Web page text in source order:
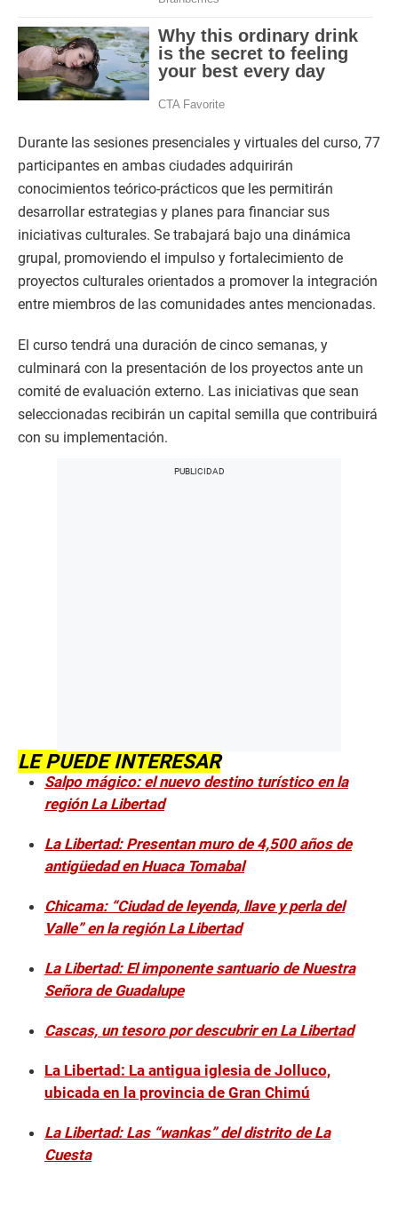
Durante las sesiones presenciales y virtuales del curso, 77
participantes en ambas ciudades adquirirán
conocimientos teórico-prácticos que les permitirán
desarrollar estrategias y planes para financiar sus
iniciativas culturales. Se trabajará bajo una dinámica
grupal, promoviendo el impulso y fortalecimiento de
proyectos culturales orientados a promover la integración
entre miembros de las comunidades antes mencionadas.
El curso tendrá una duración de cinco semanas, y
culminará con la presentación de los proyectos ante un
comité de evaluación externo. Las iniciativas que sean
seleccionadas recibirán un capital semilla que contribuirá
con su implementación.
LE PUEDE INTERESAR
Salpo mágico: el nuevo destino turístico en la
región La Libertad
La Libertad: Presentan muro de 4,500 años de
antigüedad en Huaca Tomabal
Chicama: “Ciudad de leyenda, llave y perla del
Valle” en la región La Libertad
La Libertad: El imponente santuario de Nuestra
Señora de Guadalupe
Cascas, un tesoro por descubrir en La Libertad
La Libertad: La antigua iglesia de Jolluco,
ubicada en la provincia de Gran Chimú
La Libertad: Las “wankas” del distrito de La
Cuesta